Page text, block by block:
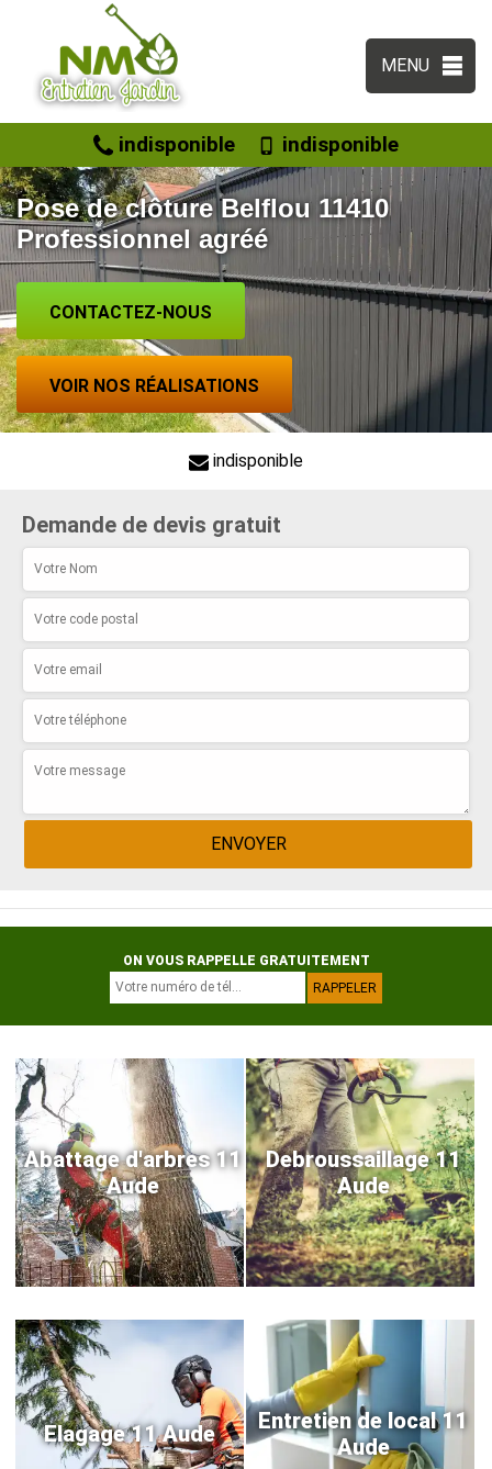
MENU
indisponible indisponible
Pose de clôture Belflou 11410
Professionnel agréé
CONTACTEZ-NOUS
VOIR NOS RÉALISATIONS
indisponible
Demande de devis gratuit
ON VOUS RAPPELLE GRATUITEMENT
Abattage d'arbres 11
Aude
Debroussaillage 11
Aude
Elagage 11 Aude
Entretien de local 11
Aude